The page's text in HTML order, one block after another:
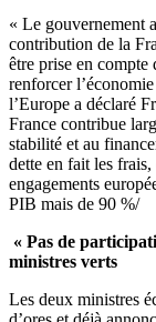
« Le gouvernement
contribution de la
être prise en compte
renforcer
l’Europe a déclaré
France contribue
stabilité et au
dette en fait les
engagements
PIB mais de 90 %/
« Pas de
ministres verts
Les deux ministres